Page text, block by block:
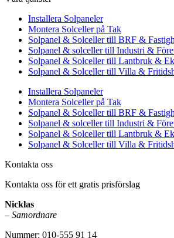
Installera Solpaneler
Montera Solceller på Tak
Solpanel & Solceller till BRF &
Solpanel & solceller till Industri &
Solpanel & Solceller till Lantbruk &
Solpanel & Solceller till Villa &
Installera Solpaneler
Montera Solceller på Tak
Solpanel & Solceller till BRF &
Solpanel & solceller till Industri &
Solpanel & Solceller till Lantbruk &
Solpanel & Solceller till Villa &
Kontakta oss
Kontakta oss för ett gratis prisförslag
Nicklas
– Samordnare
Nummer: 010-555 91 14